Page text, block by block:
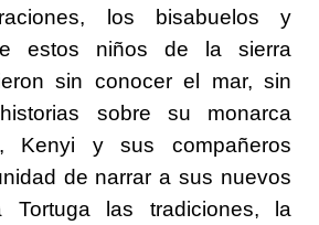
los bisabuelos y
estos niños de la sierra
sin conocer el mar, sin
sobre su monarca
Kenyi y sus compañeros
de narrar a sus nuevos
las tradiciones, la